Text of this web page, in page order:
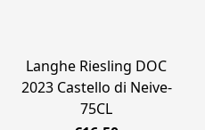
Langhe Riesling DOC
2023 Castello di Neive-
75CL